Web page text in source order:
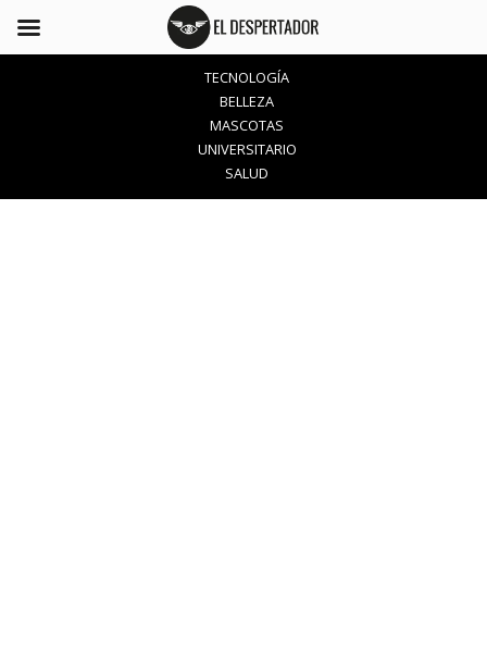
TECNOLOGÍA
BELLEZA
MASCOTAS
UNIVERSITARIO
SALUD